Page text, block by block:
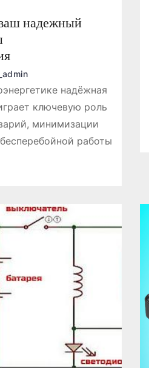
надежный
надёжная
ключевую роль
минимизации
работы